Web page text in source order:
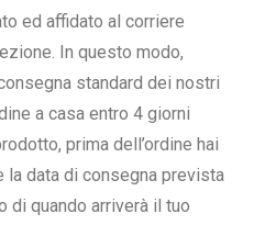
ed affidato al corriere
In questo modo,
standard dei nostri
a casa entro 4 giorni
prima dell’ordine hai
data di consegna prevista
di quando arriverà il tuo